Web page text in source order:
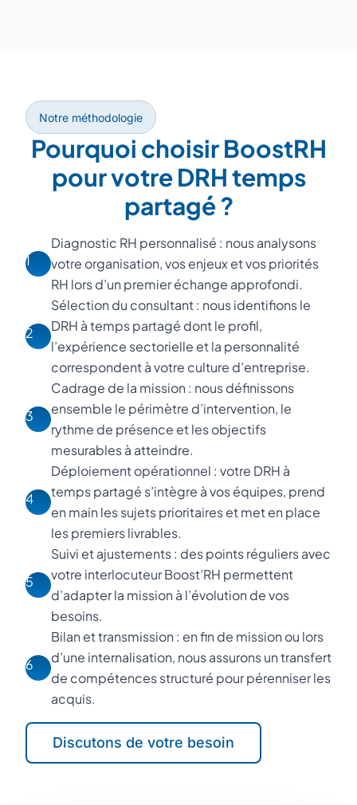
Notre méthodologie
Pourquoi choisir BoostRH
pour votre DRH temps
partagé ?
1
Diagnostic RH personnalisé : nous analysons
votre organisation, vos enjeux et vos priorités
RH lors d’un premier échange approfondi.
2
Sélection du consultant : nous identifions le
DRH à temps partagé dont le profil,
l’expérience sectorielle et la personnalité
correspondent à votre culture d’entreprise.
3
Cadrage de la mission : nous définissons
ensemble le périmètre d’intervention, le
rythme de présence et les objectifs
mesurables à atteindre.
4
Déploiement opérationnel : votre DRH à
temps partagé s’intègre à vos équipes, prend
en main les sujets prioritaires et met en place
les premiers livrables.
5
Suivi et ajustements : des points réguliers avec
votre interlocuteur Boost’RH permettent
d’adapter la mission à l’évolution de vos
besoins.
6
Bilan et transmission : en fin de mission ou lors
d’une internalisation, nous assurons un transfert
de compétences structuré pour pérenniser les
acquis.
Discutons de votre besoin